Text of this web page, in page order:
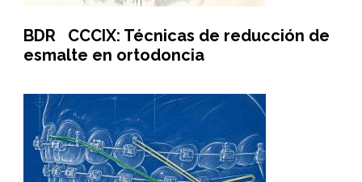
BDR CCCIX: Técnicas de reducción de
esmalte en ortodoncia